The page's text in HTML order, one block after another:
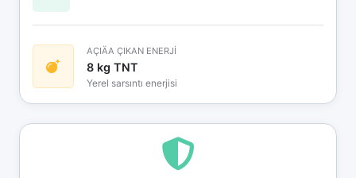
AÇIÄA ÇIKAN ENERJİ
8 kg TNT
Yerel sarsıntı enerjisi